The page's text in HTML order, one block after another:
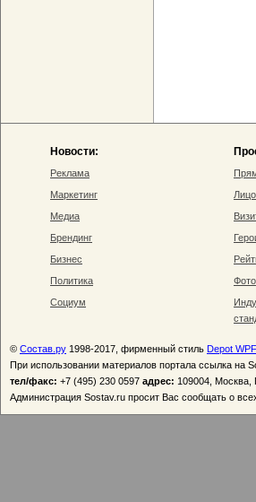
Новости:
Реклама
Маркетинг
Медиа
Брендинг
Бизнес
Политика
Социум
© Состав.ру 1998-2017, фирменный стиль Depot WPF
При использовании материалов портала ссылка на
тел/факс: +7 (495) 230 0597 адрес: 109004, Москва,
Администрация Sostav.ru просит Вас сообщать о